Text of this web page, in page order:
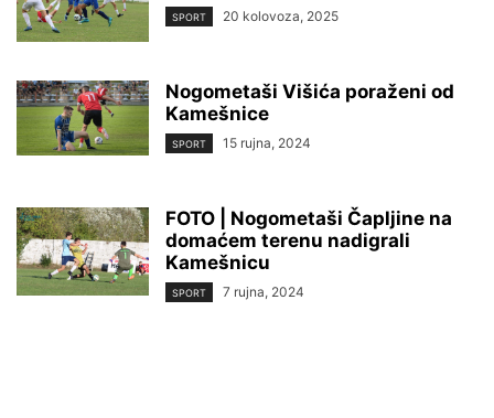
SPORT 20 kolovoza, 2025
Nogometaši Višića poraženi od
Kamešnice
SPORT 15 rujna, 2024
FOTO | Nogometaši Čapljine na
domaćem terenu nadigrali
Kamešnicu
SPORT 7 rujna, 2024